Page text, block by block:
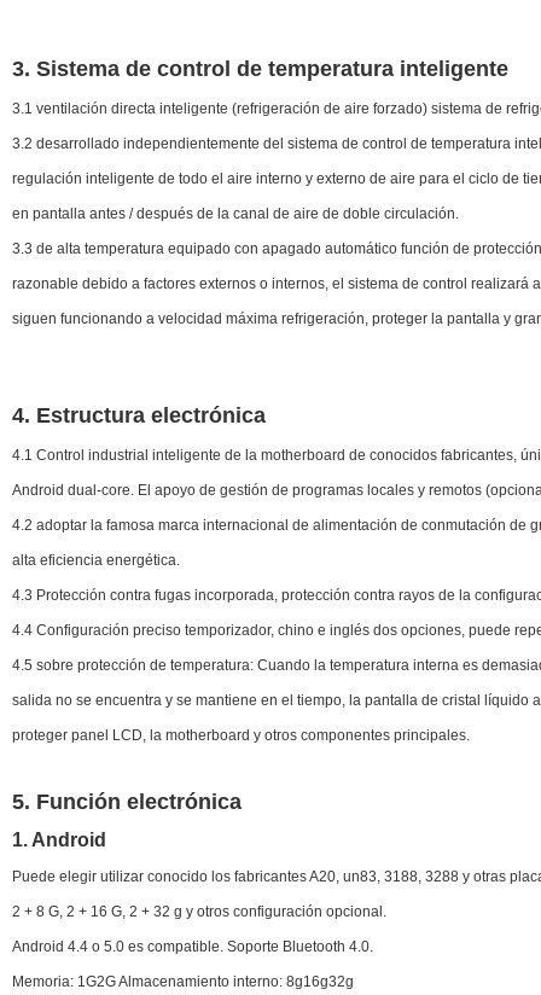
3. Sistema de control de temperatura inteligente
3.1 ventilación directa inteligente (refrigeración de aire forzado) sistema de
3.2 desarrollado independientemente del sistema de control de temperatura
regulación inteligente de todo el aire interno y externo de aire para el ciclo de
en pantalla antes / después de la canal de aire de doble circulación.
3.3 de alta temperatura equipado con apagado automático función de
razonable debido a factores externos o internos, el sistema de control
siguen funcionando a velocidad máxima refrigeración, proteger la pantalla y
4. Estructura electrónica
4.1 Control industrial inteligente de la motherboard de conocidos fabricantes,
Android dual-core. El apoyo de gestión de programas locales y remotos
4.2 adoptar la famosa marca internacional de alimentación de conmutación de
alta eficiencia energética.
4.3 Protección contra fugas incorporada, protección contra rayos de la
4.4 Configuración preciso temporizador, chino e inglés dos opciones, puede
4.5 sobre protección de temperatura: Cuando la temperatura interna es
salida no se encuentra y se mantiene en el tiempo, la pantalla de cristal
proteger panel LCD, la motherboard y otros componentes principales.
5. Función electrónica
1. Android
Puede elegir utilizar conocido los fabricantes A20, un83, 3188, 3288 y otras
2 + 8 G, 2 + 16 G, 2 + 32 g y otros configuración opcional.
Android 4.4 o 5.0 es compatible. Soporte Bluetooth 4.0.
Memoria: 1G2G Almacenamiento interno: 8g16g32g